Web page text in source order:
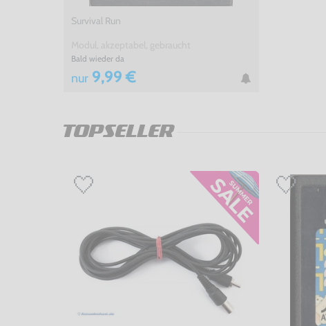
Survival Run
Bald wieder da
nur 9,99 €
TOPSELLER